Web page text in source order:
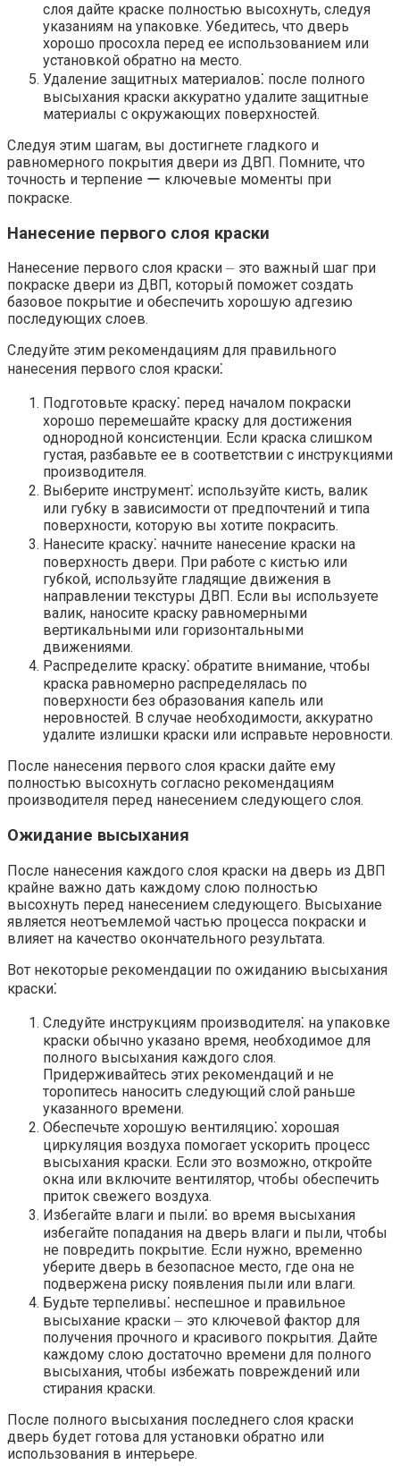
слоя дайте краске полностью высохнуть, следуя
указаниям на упаковке.​ Убедитесь, что дверь
хорошо просохла перед ее использованием или
установкой обратно на место.​
Удаление защитных материалов⁚ после полного
высыхания краски аккуратно удалите защитные
материалы с окружающих поверхностей.​
Следуя этим шагам, вы достигнете гладкого и
равномерного покрытия двери из ДВП. Помните, что
точность и терпение ー ключевые моменты при
покраске.​
Нанесение первого слоя краски
Нанесение первого слоя краски ⏤ это важный шаг при
покраске двери из ДВП, который поможет создать
базовое покрытие и обеспечить хорошую адгезию
последующих слоев.​
Следуйте этим рекомендациям для правильного
нанесения первого слоя краски⁚
Подготовьте краску⁚ перед началом покраски
хорошо перемешайте краску для достижения
однородной консистенции.​ Если краска слишком
густая, разбавьте ее в соответствии с инструкциями
производителя.​
Выберите инструмент⁚ используйте кисть, валик
или губку в зависимости от предпочтений и типа
поверхности, которую вы хотите покрасить.​
Нанесите краску⁚ начните нанесение краски на
поверхность двери.​ При работе с кистью или
губкой, используйте гладящие движения в
направлении текстуры ДВП.​ Если вы используете
валик, наносите краску равномерными
вертикальными или горизонтальными
движениями.​
Распределите краску⁚ обратите внимание, чтобы
краска равномерно распределялась по
поверхности без образования капель или
неровностей.​ В случае необходимости, аккуратно
удалите излишки краски или исправьте неровности.​
После нанесения первого слоя краски дайте ему
полностью высохнуть согласно рекомендациям
производителя перед нанесением следующего слоя.​
Ожидание высыхания
После нанесения каждого слоя краски на дверь из ДВП
крайне важно дать каждому слою полностью
высохнуть перед нанесением следующего. Высыхание
является неотъемлемой частью процесса покраски и
влияет на качество окончательного результата.​
Вот некоторые рекомендации по ожиданию высыхания
краски⁚
Следуйте инструкциям производителя⁚ на упаковке
краски обычно указано время, необходимое для
полного высыхания каждого слоя.
Придерживайтесь этих рекомендаций и не
торопитесь наносить следующий слой раньше
указанного времени.​
Обеспечьте хорошую вентиляцию⁚ хорошая
циркуляция воздуха помогает ускорить процесс
высыхания краски.​ Если это возможно, откройте
окна или включите вентилятор, чтобы обеспечить
приток свежего воздуха.​
Избегайте влаги и пыли⁚ во время высыхания
избегайте попадания на дверь влаги и пыли, чтобы
не повредить покрытие.​ Если нужно, временно
уберите дверь в безопасное место, где она не
подвержена риску появления пыли или влаги.​
Будьте терпеливы⁚ неспешное и правильное
высыхание краски ⏤ это ключевой фактор для
получения прочного и красивого покрытия.​ Дайте
каждому слою достаточно времени для полного
высыхания, чтобы избежать повреждений или
стирания краски.​
После полного высыхания последнего слоя краски
дверь будет готова для установки обратно или
использования в интерьере.​